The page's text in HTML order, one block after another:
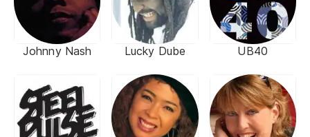
Johnny Nash Lucky Dube UB40